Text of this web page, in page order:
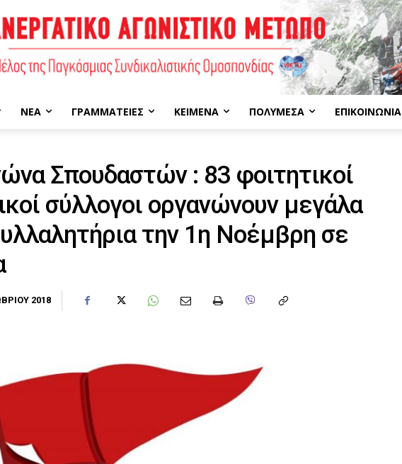
ΝΈΑ ΓΡΑΜΜΑΤΕΊΕΣ ΚΕΊΜΕΝΑ ΠΟΛΥΜΈΣΑ ΕΠΙΚΟΙΝΩΝΊΑ
Σπουδαστών : 83 φοιτητικοί
σύλλογοι οργανώνουν μεγάλα
την 1η Νοέμβρη σε
2018